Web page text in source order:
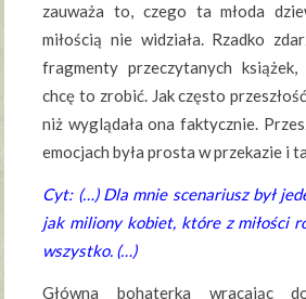
zauważa to, czego ta młoda
miłością nie widziała. Rzadko
fragmenty przeczytanych
chcę to zrobić. Jak często
niż wyglądała ona faktycznie.
emocjach była prosta w przekazie i
Cyt: (…) Dla mnie scenariusz był
jak miliony kobiet, które z miłości
wszystko. (…)
Główna bohaterka wracając